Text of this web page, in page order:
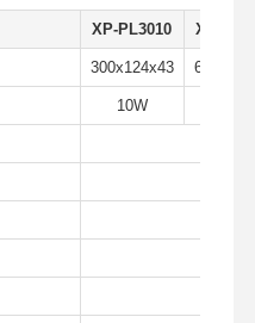
XP-PL3010 XP-
300x124x43
10W